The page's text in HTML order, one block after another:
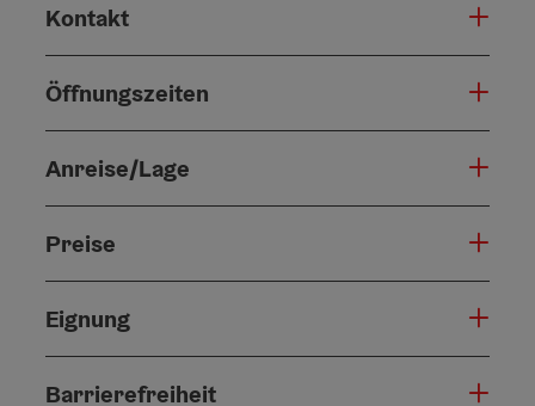
Kontakt
Öffnungszeiten
Anreise/Lage
Preise
Eignung
Barrierefreiheit